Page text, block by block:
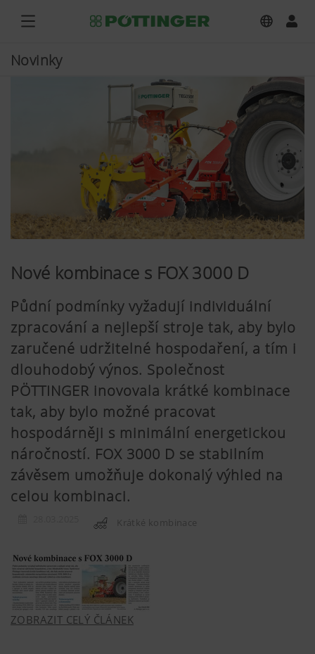
Novinky
Nové kombinace s FOX 3000 D
Půdní podmínky vyžadují individuální
zpracování a nejlepší stroje tak, aby bylo
zaručené udržitelné hospodaření, a tím i
dlouhodobý výnos. Společnost
PÖTTINGER inovovala krátké kombinace
tak, aby bylo možné pracovat
hospodárněji s minimální energetickou
náročností. FOX 3000 D se stabilním
závěsem umožňuje dokonalý výhled na
celou kombinaci.
Krátké kombinace
ZOBRAZIT CELÝ ČLÁNEK